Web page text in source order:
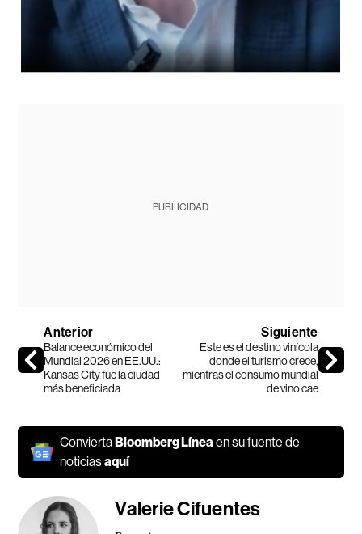
PUBLICIDAD
Anterior
Balance económico del
Mundial 2026 en EE.UU.:
Kansas City fue la ciudad
más beneficiada
Siguiente
Este es el destino vinícola
donde el turismo crece,
mientras el consumo mundial
de vino cae
ConviertaBloomberg Línea en su fuente de
noticiasaquí
Valerie Cifuentes